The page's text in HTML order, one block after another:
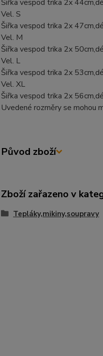
Šiřka vespod trika 2x
Vel. S
Šiřka vespod trika 2x
Vel. M
Šiřka vespod trika 2x
Vel. L
Šiřka vespod trika 2x
Vel. XL
Šiřka vespod trika 2x
Uvedené rozměry se mohou
Původ zboží
Zboží zařazeno v
Tepláky,mikiny,soupravy